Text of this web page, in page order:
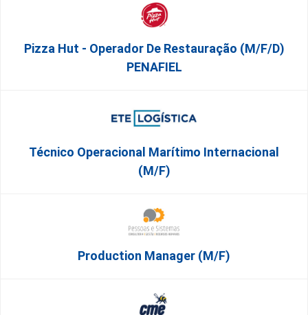
Pizza Hut - Operador De Restauração (m/f/d)
PENAFIEL
Técnico Operacional Marítimo Internacional
(m/f)
Production Manager (m/f)